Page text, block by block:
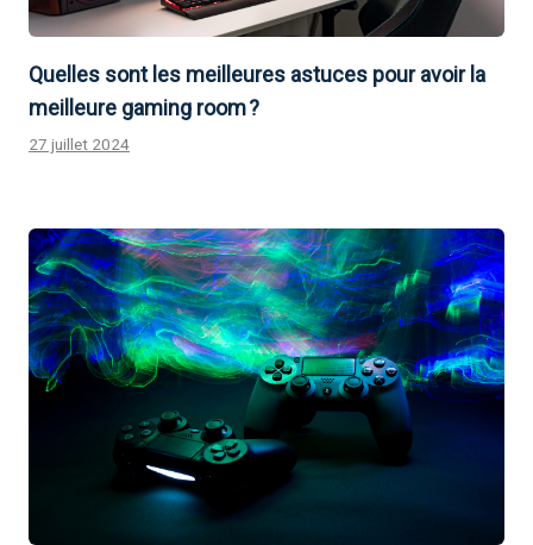
Quelles sont les meilleures astuces pour avoir la
meilleure gaming room ?
27 juillet 2024